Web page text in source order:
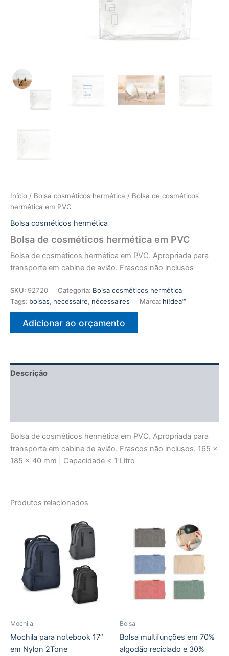
Início / Bolsa cosméticos hermética / Bolsa de cosméticos
hermética em PVC
Bolsa cosméticos hermética
Bolsa de cosméticos hermética em PVC
Bolsa de cosméticos hermética em PVC. Apropriada para
transporte em cabine de avião. Frascos não inclusos
SKU: 92720 Categoria: Bolsa cosméticos hermética
Tags: bolsas, necessaire, nécessaires Marca: hi!dea™
Adicionar ao orçamento
Descrição
Bolsa de cosméticos hermética em PVC. Apropriada para
transporte em cabine de avião. Frascos não inclusos. 165 x
185 x 40 mm | Capacidade < 1 Litro
Produtos relacionados
Mochila
Mochila para notebook 17”
em Nylon 2Tone
Bolsa
Bolsa multifunções em 70%
algodão reciclado e 30%